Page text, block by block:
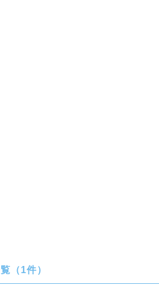
（1件）